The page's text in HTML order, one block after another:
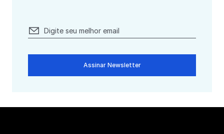
Assinar Newsletter